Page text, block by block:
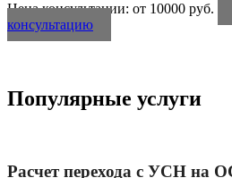
Цена консультации: от 10000 руб.
консультацию
Популярные услуги
Расчет перехода с УСН на